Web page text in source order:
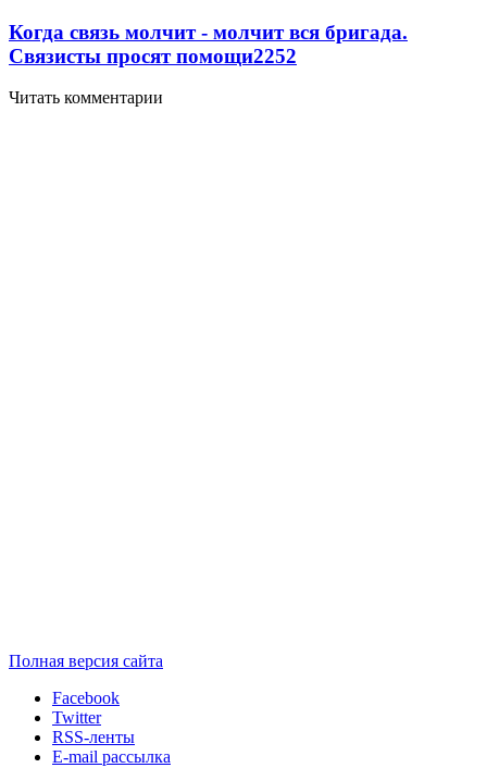
Когда связь молчит - молчит вся бригада.
Связисты просят помощи2252
Читать комментарии
Полная версия сайта
Facebook
Twitter
RSS-ленты
E-mail рассылка